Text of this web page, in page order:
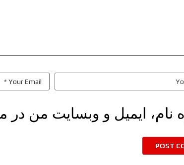
نام، ایمیل و وبسایت من در